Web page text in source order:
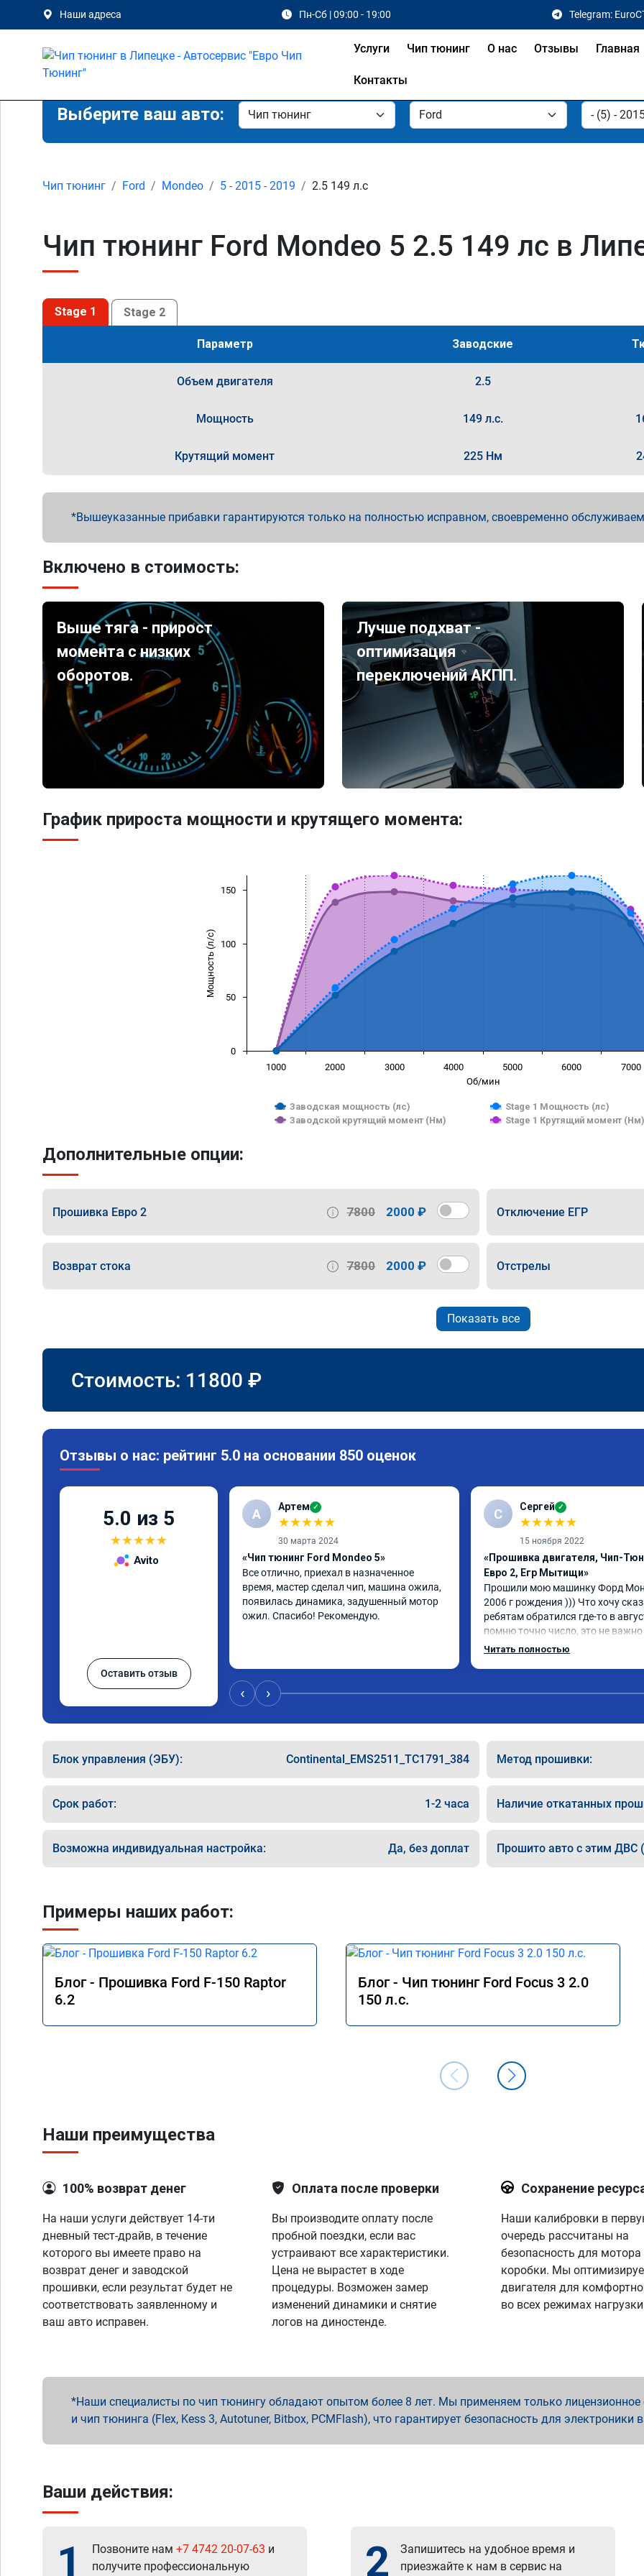
Наши адреса Пн-Сб | 09:00 - 19:00 Telegram:
Услуги Чип тюнинг О нас Отзывы Главная
Контакты
Выберите ваш авто:
Чип тюнинг Ford Mondeo 5 - 2015 - 2019 2.5 149 л.с
Чип тюнинг Ford Mondeo 5 2.5 149 лс в
Stage 1 Stage 2
Параметр Заводские
Объем двигателя 2.5
Мощность 149 л.с.
Крутящий момент 225 Нм
Вышеуказанные прибавки гарантируются только на полностью исправном, своевременно
Включено в стоимость:
Выше тяга - прирост
момента с низких
оборотов.
Лучше подхват -
оптимизация
переключений АКПП.
График прироста мощности и крутящего момента:
Об/мин
Мощность (л/с)
Заводская мощность (лс)
Stage 1 Мощность (лс)
Заводской крутящий момент (Нм)
Stage 1 Крутящий момент (Нм)
1000 2000 3000 4000 5000 6000 7000
0
50
100
150
Дополнительные опции:
Прошивка Евро 2 7800 2000 ₽ Отключение ЕГР
Возврат стока 7800 2000 ₽ Отстрелы
Показать все
Стоимость: 11800 ₽
Отзывы о нас: рейтинг 5.0 на основании 850 оценок
5.0 из 5
★★★★★
Avito
Оставить отзыв
А Артем ✓
★★★★★
30 марта 2024
«Чип тюнинг Ford Mondeo 5»
Все отлично, приехал в назначенное
время, мастер сделал чип, машина ожила,
появилась динамика, задушенный мотор
ожил. Спасибо! Рекомендую.
С Сергей ✓
★★★★★
15 ноября 2022
«Прошивка двигателя, Чип-
Евро 2, Егр Мытищи»
Прошили мою машинку Форд
2006 г рождения ))) Что хочу
ребятам обратился где-то в
помню точно число, это не важно
Мытищи если кому то важно
Читать полностью
‹ ›
Блок управления (ЭБУ): Continental_EMS2511_TC1791_384 Метод прошивки:
Срок работ: 1-2 часа Наличие откатанных
Возможна индивидуальная настройка: Да, без доплат Прошито авто с этим ДВС
Примеры наших работ:
Блог - Прошивка Ford F-150 Raptor
6.2
Блог - Чип тюнинг Ford Focus 3 2.0
150 л.с.
Наши преимущества
100% возврат денег
На наши услуги действует 14-ти
дневный тест-драйв, в течение
которого вы имеете право на
возврат денег и заводской
прошивки, если результат будет не
соответствовать заявленному и
ваш авто исправен.
Оплата после проверки
Вы производите оплату после
пробной поездки, если вас
устраивают все характеристики.
Цена не вырастет в ходе
процедуры. Возможен замер
изменений динамики и снятие
логов на диностенде.
Сохранение
Наши калибровки в
очередь рассчитаны на
безопасность для мотора
коробки. Мы
двигателя для
во всех режимах
Наши специалисты по чип тюнингу обладают опытом более 8 лет. Мы применяем только лицензионное
и чип тюнинга (Flex, Kess 3, Autotuner, Bitbox, PCMFlash), что гарантирует безопасность для электроники
Ваши действия:
1 Позвоните нам +7 4742 20-07-63 и
получите профессиональную
2
Запишитесь на удобное время и
приезжайте к нам в сервис на